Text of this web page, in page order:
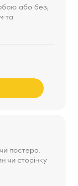
або без,
та
постера.
чи сторінку